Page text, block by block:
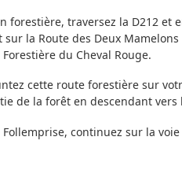
forestière, traversez la D212 et
la Route des Deux
du Cheval Rouge.
cette route forestière sur
de la forêt en descendant vers
continuez sur la